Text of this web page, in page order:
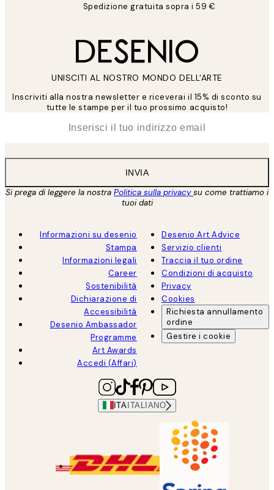
Spedizione gratuita sopra i 59 €
UNISCITI AL NOSTRO MONDO DELL'ARTE
Inscriviti alla nostra newsletter e riceverai il 15% di sconto su
tutte le stampe per il tuo prossimo acquisto!
INVIA
Si prega di leggere la nostra Politica sulla privacysu come trattiamo i
tuoi dati
Informazioni su desenio
Stampa
Informazioni legali
Career
Sostenibilità
Dichiarazione di
Accessibilità
Desenio Ambassador
Programme
Art Awards
Accedi (Affari)
Desenio Art Advice
Servizio clienti
Traccia il tuo ordine
Condizioni di acquisto
Privacy
Cookies
Richiesta annullamento
ordine
Gestire i cookie
ITA ITALIANO